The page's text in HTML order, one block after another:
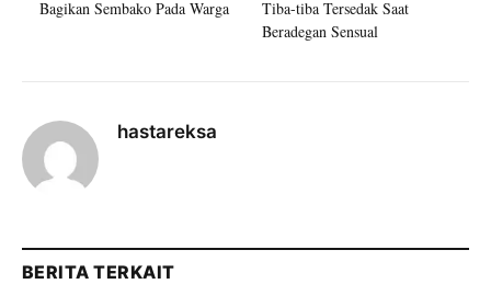
Bagikan Sembako Pada Warga
Tiba-tiba Tersedak Saat
Beradegan Sensual
hastareksa
BERITA TERKAIT